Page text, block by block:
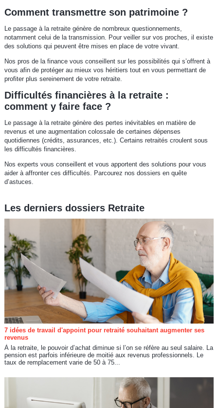
Comment transmettre son patrimoine ?
Le passage à la retraite génère de nombreux questionnements,
notamment celui de la transmission. Pour veiller sur vos proches, il existe
des solutions qui peuvent être mises en place de votre vivant.
Nos pros de la finance vous conseillent sur les possibilités qui s’offrent à
vous afin de protéger au mieux vos héritiers tout en vous permettant de
profiter plus sereinement de votre retraite.
Difficultés financières à la retraite :
comment y faire face ?
Le passage à la retraite génère des pertes inévitables en matière de
revenus et une augmentation colossale de certaines dépenses
quotidiennes (crédits, assurances, etc.). Certains retraités croulent sous
les difficultés financières.
Nos experts vous conseillent et vous apportent des solutions pour vous
aider à affronter ces difficultés. Parcourez nos dossiers en quête
d’astuces.
Les derniers dossiers Retraite
7 idées de travail d'appoint pour retraité souhaitant augmenter ses
revenus
À la retraite, le pouvoir d’achat diminue si l’on se réfère au seul salaire. La
pension est parfois inférieure de moitié aux revenus professionnels. Le
taux de remplacement varie de 50 à 75...